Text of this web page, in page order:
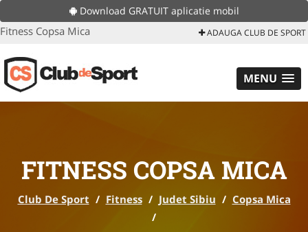
Download GRATUIT aplicatie mobil
Fitness Copsa Mica ADAUGA CLUB DE SPORT
MENU
FITNESS COPSA MICA
Club De Sport / Fitness / Judet Sibiu / Copsa Mica
/